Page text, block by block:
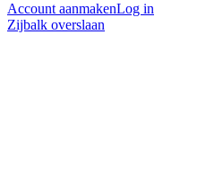
Account aanmakenLog in
Zijbalk overslaan